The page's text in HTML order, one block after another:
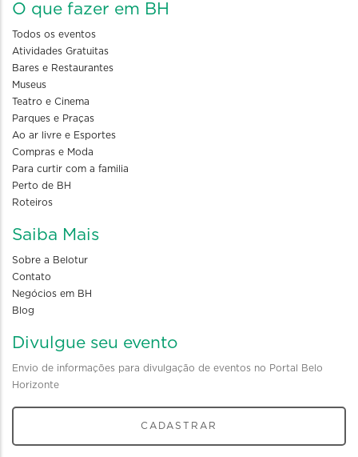
O que fazer em BH
Todos os eventos
Atividades Gratuitas
Bares e Restaurantes
Museus
Teatro e Cinema
Parques e Praças
Ao ar livre e Esportes
Compras e Moda
Para curtir com a familia
Perto de BH
Roteiros
Saiba Mais
Sobre a Belotur
Contato
Negócios em BH
Blog
Divulgue seu evento
Envio de informações para divulgação de eventos no Portal Belo
Horizonte
CADASTRAR